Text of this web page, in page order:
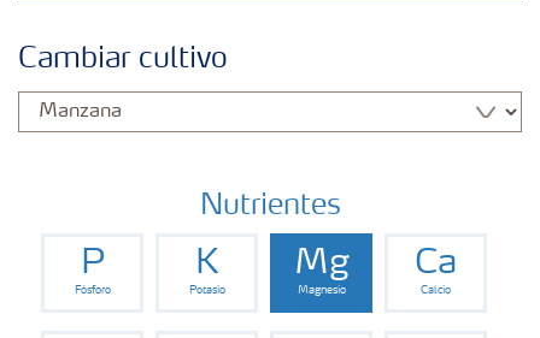
Fertilizantes
Portafolio de Agricultura Digital
Almacenaje y manejo de fertilizantes
Cambiar cultivo
Nutrientes
P
Fósforo
K
Potasio
Mg
Magnesio
Ca
Calcio